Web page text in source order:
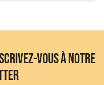
VOUS À NOTRE